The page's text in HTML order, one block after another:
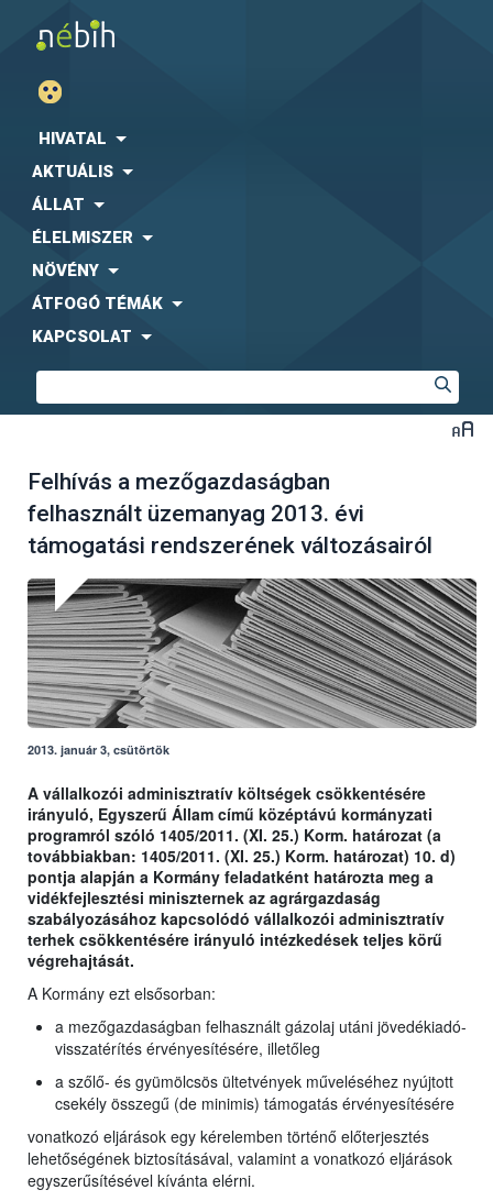
HIVATAL
AKTUÁLIS
ÁLLAT
ÉLELMISZER
NÖVÉNY
ÁTFOGÓ TÉMÁK
KAPCSOLAT
Felhívás a mezőgazdaságban
felhasznált üzemanyag 2013. évi
támogatási rendszerének változásairól
2013. január 3, csütörtök
A vállalkozói adminisztratív költségek csökkentésére
irányuló, Egyszerű Állam című középtávú kormányzati
programról szóló 1405/2011. (XI. 25.) Korm. határozat (a
továbbiakban: 1405/2011. (XI. 25.) Korm. határozat) 10. d)
pontja alapján a Kormány feladatként határozta meg a
vidékfejlesztési miniszternek az agrárgazdaság
szabályozásához kapcsolódó vállalkozói adminisztratív
terhek csökkentésére irányuló intézkedések teljes körű
végrehajtását.
A Kormány ezt elsősorban:
a mezőgazdaságban felhasznált gázolaj utáni jövedékiadó-
visszatérítés érvényesítésére, illetőleg
a szőlő- és gyümölcsös ültetvények műveléséhez nyújtott
csekély összegű (de minimis) támogatás érvényesítésére
vonatkozó eljárások egy kérelemben történő előterjesztés
lehetőségének biztosításával, valamint a vonatkozó eljárások
egyszerűsítésével kívánta elérni.